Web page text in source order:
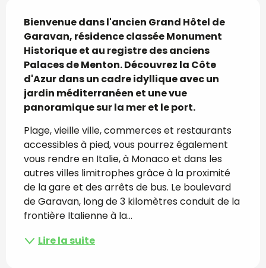
Description
Bienvenue dans l'ancien Grand Hôtel de
Garavan, résidence classée Monument
Historique et au registre des anciens
Palaces de Menton. Découvrez la Côte
d'Azur dans un cadre idyllique avec un
jardin méditerranéen et une vue
panoramique sur la mer et le port.
Plage, vieille ville, commerces et restaurants
accessibles à pied, vous pourrez également
vous rendre en Italie, à Monaco et dans les
autres villes limitrophes grâce à la proximité
de la gare et des arrêts de bus. Le boulevard
de Garavan, long de 3 kilomètres conduit de la
frontière Italienne à la...
Lire la suite